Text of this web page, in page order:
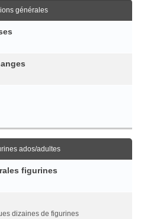
générales
ados/adultes
figurines
dizaines de figurines